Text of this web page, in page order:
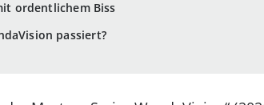
ordentlichem Biss
passiert?